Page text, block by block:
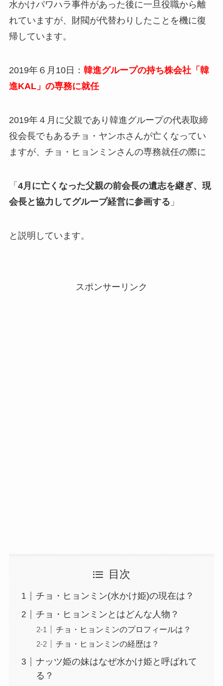
水かけパワハラ事件があった後に一旦役職から離
れていますが、財閥が代替わりしたことを機に復
帰しています。
2019年６月10日： 韓進グループの持ち株会社「韓
進KAL」の専務に就任
2019年４月に父親であり韓進グループの代表取締
役会長でもあるチョ・ヤンホさんが亡くなってい
ますが、チョ・ヒョンミンさんの専務就任の際に
「 4月に亡くなった父親の前会長の遺志を継ぎ、現
会長と協力してグループ経営に参画する 」
と説明しています。
スポンサーリンク
目次
チョ・ヒョンミン(水かけ姫)の現在は？
チョ・ヒョンミンとはどんな人物？
チョ・ヒョンミンのプロフィールは？
チョ・ヒョンミンの経歴は？
ナッツ姫の妹はなぜ水かけ姫と呼ばれて
る？